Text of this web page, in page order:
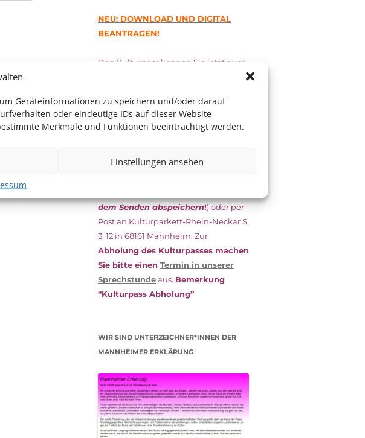
Geräteinformationen zu speichern und/oder darauf
oder eindeutige IDs auf dieser Website
Merkmale und Funktionen beeinträchtigt werden.
Einstellungen ansehen
NEU: DOWNLOAD UND DIGITAL
BEANTRAGEN!
Den Kulturpass können Sie jetzt auch
esunterschriebenzusammen mit
dem aktuellen
(Bürgergeld/
das Kulturparkett zurück: Per E-Mail
dem Senden abspeichern!) oder per
Post an Kulturparkett-Rhein-Neckar S
3, 12 in 68161 Mannheim. Zur
Abholung des Kulturpasses machen
Sie bitte einen Termin in unserer
Sprechstundeaus. Bemerkung
“Kulturpass Abholung”
WIR SIND UNTERZEICHNER*INNEN DER
MANNHEIMER ERKLÄRUNG